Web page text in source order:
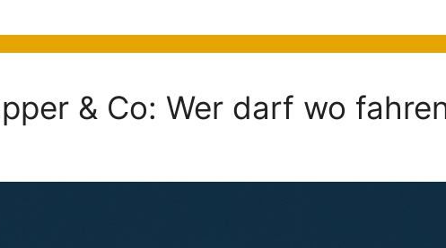
& Co: Wer darf wo